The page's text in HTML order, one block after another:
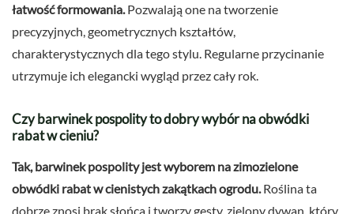
łatwość formowania. Pozwalają one na tworzenie
precyzyjnych, geometrycznych kształtów,
charakterystycznych dla tego stylu. Regularne przycinanie
utrzymuje ich elegancki wygląd przez cały rok.
Czy barwinek pospolity to dobry wybór na obwódki
rabat w cieniu?
Tak, barwinek pospolity jest wyborem na zimozielone
obwódki rabat w cienistych zakątkach ogrodu. Roślina ta
dobrze znosi brak słońca i tworzy gęsty, zielony dywan, który